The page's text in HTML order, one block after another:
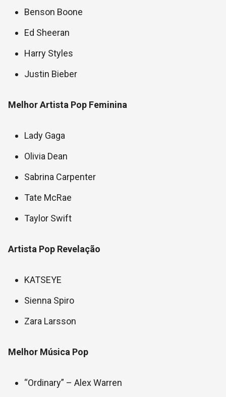
Benson Boone
Ed Sheeran
Harry Styles
Justin Bieber
Melhor Artista Pop Feminina
Lady Gaga
Olivia Dean
Sabrina Carpenter
Tate McRae
Taylor Swift
Artista Pop Revelação
KATSEYE
Sienna Spiro
Zara Larsson
Melhor Música Pop
“Ordinary” – Alex Warren